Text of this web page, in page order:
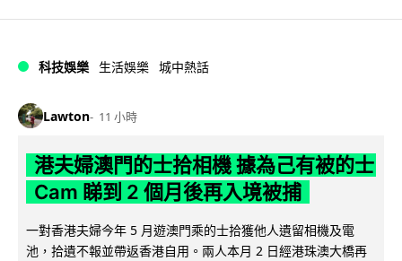
科技娛樂 生活娛樂 城中熱話
Lawton 11 小時
港夫婦澳門的士拾相機 據為己有被的士
Cam 睇到 2 個月後再入境被捕
一對香港夫婦今年 5 月遊澳門乘的士拾獲他人遺留相機及電
池，拾遺不報並帶返香港自用。兩人本月 2 日經港珠澳大橋再